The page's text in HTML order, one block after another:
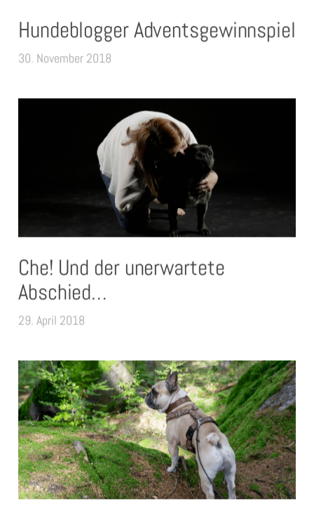
Hundeblogger Adventsgewinnspiel
30. November 2018
Che! Und der unerwartete
Abschied…
29. April 2018